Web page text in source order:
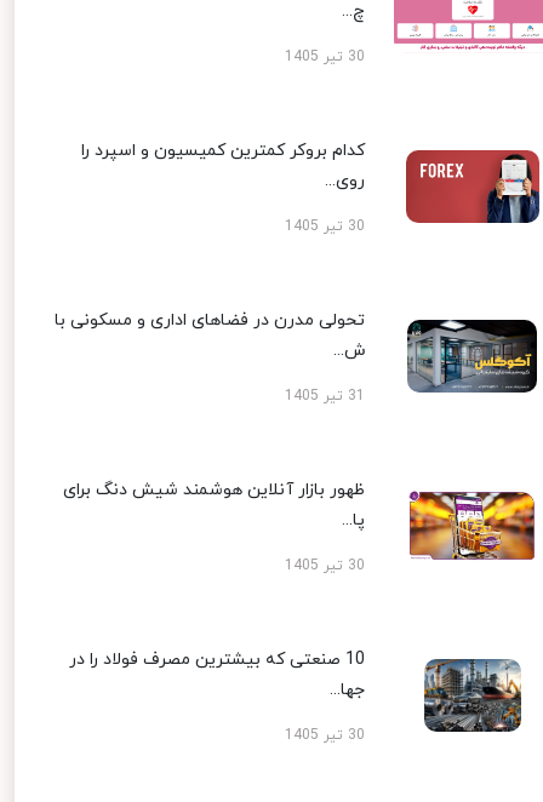
چ...
30 تیر 1405
کدام بروکر کمترین کمیسیون و اسپرد را
روی...
30 تیر 1405
تحولی مدرن در فضاهای اداری و مسکونی با
ش...
ظهور بازار آنلاین هوشمند شیش دنگ برای
پا...
30 تیر 1405
10 صنعتی که بیشترین مصرف فولاد را در
جها...
30 تیر 1405